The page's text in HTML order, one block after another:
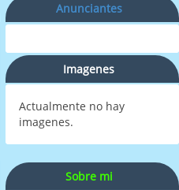
Anunciantes
Imagenes
Actualmente no hay
imagenes.
Sobre mi